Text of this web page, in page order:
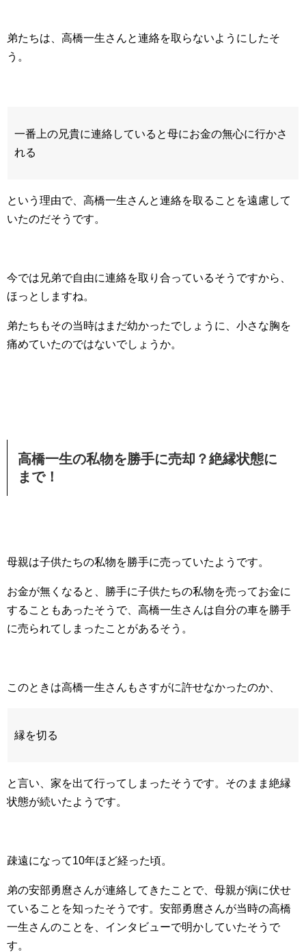
弟たちは、高橋一生さんと連絡を取らないようにしたそ
う。
一番上の兄貴に連絡していると母にお金の無心に行かさ
れる
という理由で、高橋一生さんと連絡を取ることを遠慮して
いたのだそうです。
今では兄弟で自由に連絡を取り合っているそうですから、
ほっとしますね。
弟たちもその当時はまだ幼かったでしょうに、小さな胸を
痛めていたのではないでしょうか。
高橋一生の私物を勝手に売却？絶縁状態に
まで！
母親は子供たちの私物を勝手に売っていたようです。
お金が無くなると、勝手に子供たちの私物を売ってお金に
することもあったそうで、高橋一生さんは自分の車を勝手
に売られてしまったことがあるそう。
このときは高橋一生さんもさすがに許せなかったのか、
縁を切る
と言い、家を出て行ってしまったそうです。そのまま絶縁
状態が続いたようです。
疎遠になって10年ほど経った頃。
弟の安部勇麿さんが連絡してきたことで、母親が病に伏せ
ていることを知ったそうです。安部勇麿さんが当時の高橋
一生さんのことを、インタビューで明かしていたそうで
す。